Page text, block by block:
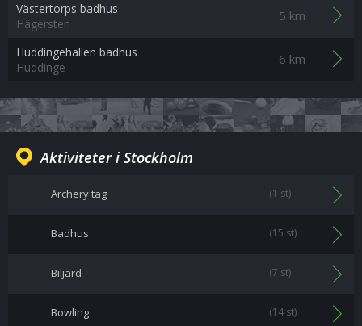
Västertorps badhus
Hägersten
5 km
Huddingehallen badhus
Huddinge
6 km
Aktiviteter i Stockholm
Archery tag (1 st)
Badhus (15 st)
Biljard (7 st)
Bowling (14 st)